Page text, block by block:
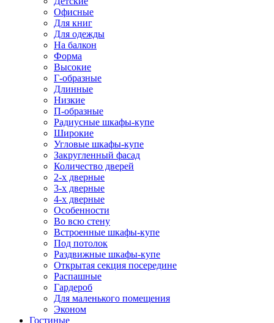
Офисные
Для книг
Для одежды
На балкон
Форма
Высокие
Г-образные
Длинные
Низкие
П-образные
Радиусные шкафы-купе
Широкие
Угловые шкафы-купе
Закругленный фасад
Количество дверей
2-х дверные
3-х дверные
4-х дверные
Особенности
Во всю стену
Встроенные шкафы-купе
Под потолок
Раздвижные шкафы-купе
Открытая секция посередине
Распашные
Гардероб
Для маленького помещения
Эконом
Гостиные